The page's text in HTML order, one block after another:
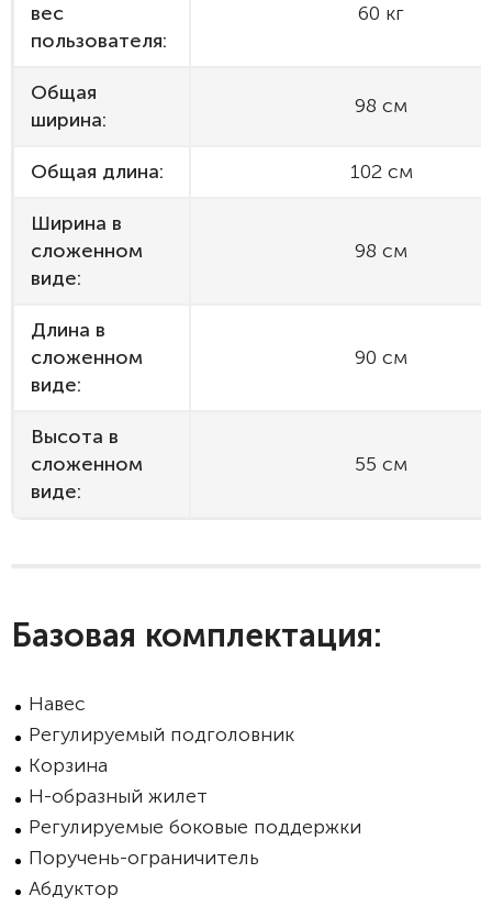
вес
пользователя:
60 кг
Общая
ширина:
98 см
Общая длина: 102 см
Ширина в
сложенном
виде:
98 см
Длина в
сложенном
виде:
90 см
Высота в
сложенном
виде:
55 см
Базовая комплектация:
Навес
Регулируемый подголовник
Корзина
Н-образный жилет
Регулируемые боковые поддержки
Поручень-ограничитель
Абдуктор